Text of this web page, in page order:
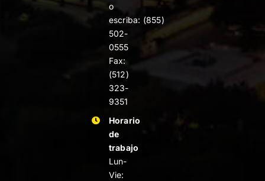
o
escriba: (855)
502-
0555
Fax:
(512)
323-
9351
Horario
de
trabajo
Lun-
Vie: